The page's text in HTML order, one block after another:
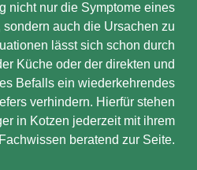
nicht nur die Symptome eines
sondern auch die Ursachen zu
lässt sich schon durch
Küche oder der direkten und
Befalls ein wiederkehrendes
verhindern. Hierfür stehen
in Kotzen jederzeit mit ihrem
Fachwissen beratend zur Seite.